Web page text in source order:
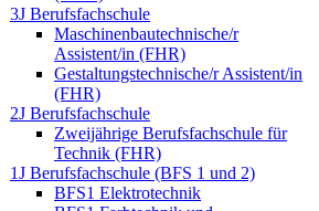
3J Berufsfachschule
Maschinenbautechnische/r
Assistent/in (FHR)
Gestaltungstechnische/r Assistent/in
(FHR)
2J Berufsfachschule
Zweijährige Berufsfachschule für
Technik (FHR)
1J Berufsfachschule (BFS 1 und 2)
BFS1 Elektrotechnik